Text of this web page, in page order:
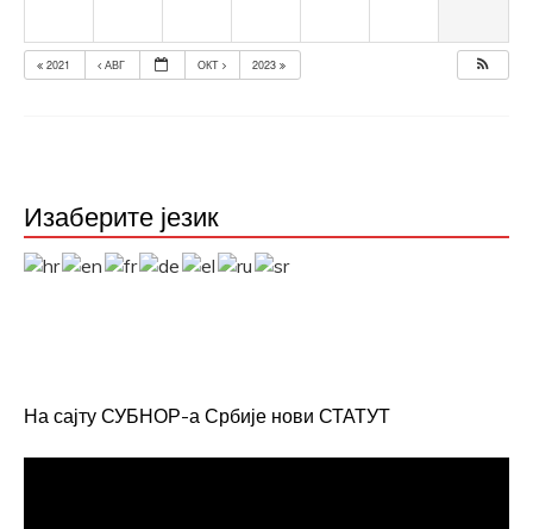
2021 АВГ ОКТ 2023
Изаберите језик
На сајту СУБНОР-а Србије нови СТАТУТ